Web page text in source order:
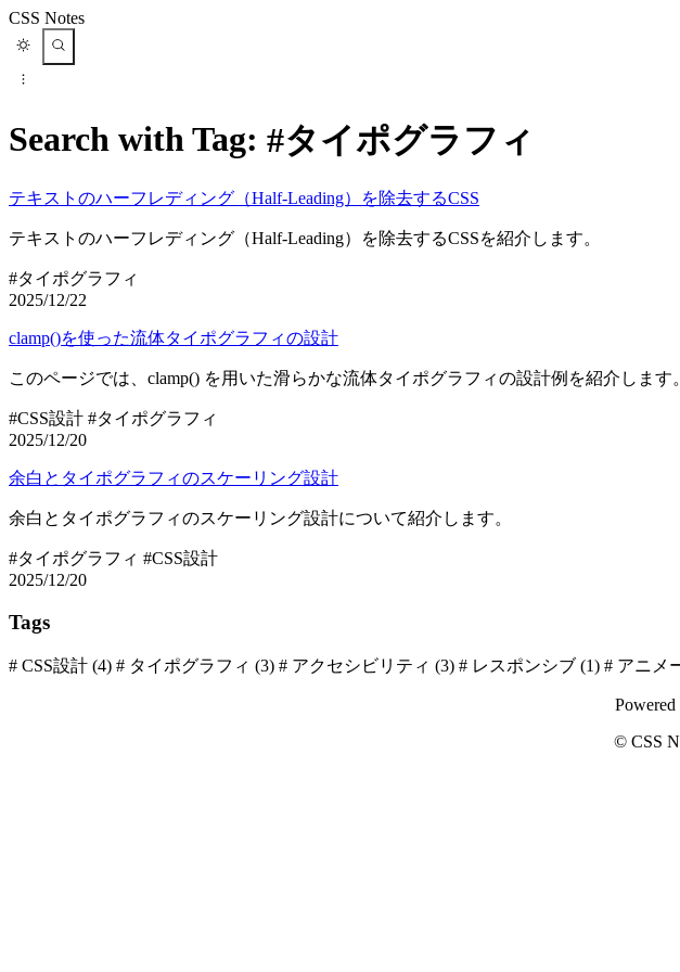
CSS Notes
Search with Tag: #タイポグラフィ
テキストのハーフレディング（Half-Leading）を除去するCSS
テキストのハーフレディング（Half-Leading）を除去するCSSを紹介します。
#タイポグラフィ
2025/12/22
clamp()を使った流体タイポグラフィの設計
このページでは、clamp() を用いた滑らかな流体タイポグラフィの設計例を紹介します。
#CSS設計 #タイポグラフィ
2025/12/20
余白とタイポグラフィのスケーリング設計
余白とタイポグラフィのスケーリング設計について紹介します。
#タイポグラフィ #CSS設計
2025/12/20
Tags
# CSS設計 (4) # タイポグラフィ (3) # アクセシビリティ (3) # レスポンシブ (1) # アニメ
Powered
© CSS